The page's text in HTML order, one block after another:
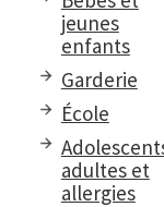
jeunes
enfants
Garderie
École
adultes et
allergies